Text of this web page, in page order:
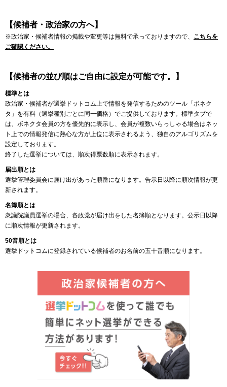
【候補者・政治家の方へ】
※政治家・候補者情報の掲載や変更等は無料で承っておりますので、 こちらを
ご確認ください。
【候補者の並び順はご自由に設定が可能です。】
標準とは
政治家・候補者が選挙ドットコム上で情報を発信するためのツール「ボネク
タ」を有料（選挙種別ごとに同一価格）でご提供しております。標準タブで
は、ボネクタ会員の方を優先的に表示し、会員が複数いらっしゃる場合はネッ
ト上での情報発信に熱心な方が上位に表示されるよう、独自のアルゴリズムを
設定しております。
終了した選挙については、順次得票数順に表示されます。
届出順とは
選挙管理委員会に届け出があった順番になります。告示日以降に順次情報が更
新されます。
名簿順とは
衆議院議員選挙の場合、各政党が届け出をした名簿順となります。公示日以降
に順次情報が更新されます。
50音順とは
選挙ドットコムに登録されている候補者のお名前の五十音順になります。